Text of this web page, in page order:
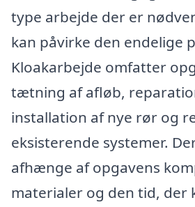
type arbejde der er
kan påvirke den endelige
Kloakarbejde omfatter
tætning af afløb,
installation af nye rør og
eksisterende systemer.
afhænge af opgavens
materialer og den tid, der